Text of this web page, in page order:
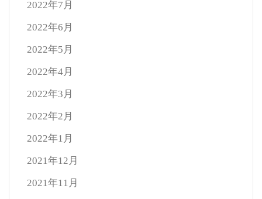
2022年7月
2022年6月
2022年5月
2022年4月
2022年3月
2022年2月
2022年1月
2021年12月
2021年11月